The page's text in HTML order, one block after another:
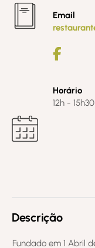
Email
Horário
12h -
Descrição
Fundado em 1 Abril